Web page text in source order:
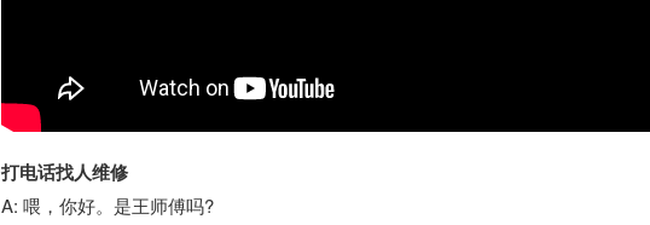
打电话找人维修
A: 喂，你好。是王师傅吗?